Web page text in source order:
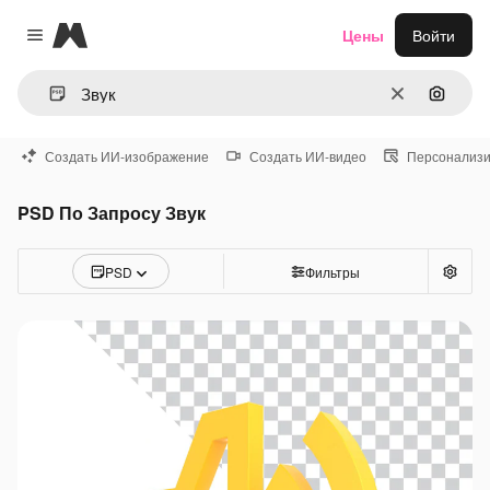
Close menu
Magnific
ОчиститьПоиск
Цены Войти
Создать ИИ-изображение Создать ИИ-видео
PSD По Запросу Звук
PSD Фильтры